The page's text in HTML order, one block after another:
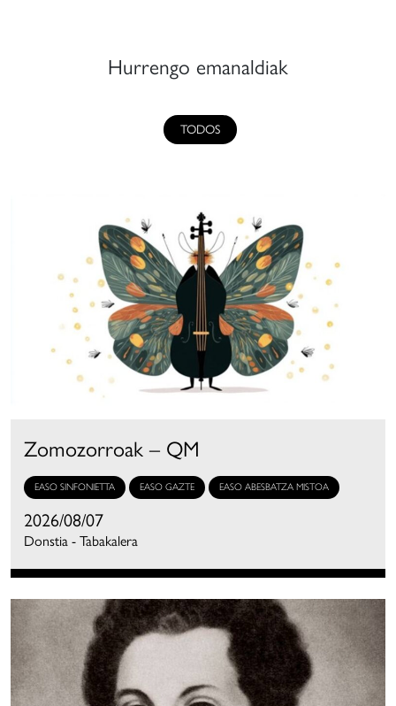
Hurrengo emanaldiak
TODOS
Zomozorroak – QM
EASO SINFONIETTA EASO GAZTE EASO ABESBATZA MISTOA
2026/08/07
Donstia - Tabakalera